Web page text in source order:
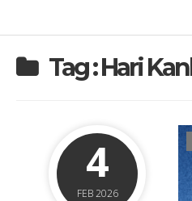
Tag : Hari
4
FEB 2026